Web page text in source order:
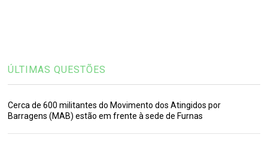
ÚLTIMAS QUESTÕES
Cerca de 600 militantes do Movimento dos Atingidos por
Barragens (MAB) estão em frente à sede de Furnas